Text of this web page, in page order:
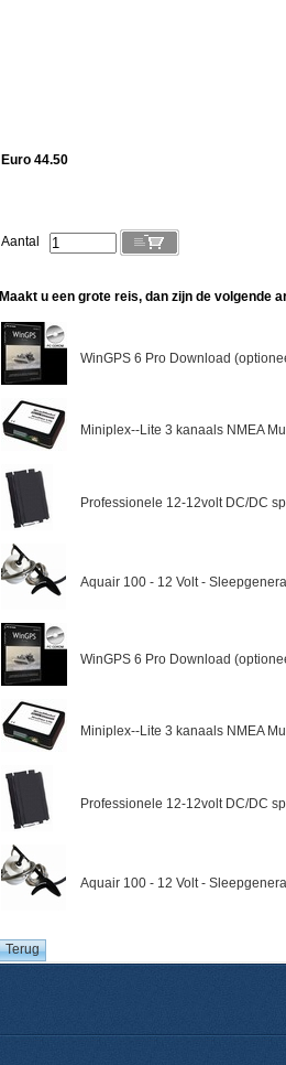
Euro 44.50
Aantal
Maakt u een grote reis, dan zijn de volgende
WinGPS 6 Pro Download
Miniplex--Lite 3 kanaals NMEA
Professionele 12-12volt DC/DC
Aquair 100 - 12 Volt -
WinGPS 6 Pro Download
Miniplex--Lite 3 kanaals NMEA
Professionele 12-12volt DC/DC
Aquair 100 - 12 Volt -